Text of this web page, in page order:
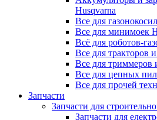
Husqvarna
Все для
Все для минимоек
Всё для роботов-
Все для тракторов
Все для триммеров
Все для цепных
Все для прочей
Запчасти
Запчасти для
Запчасти для